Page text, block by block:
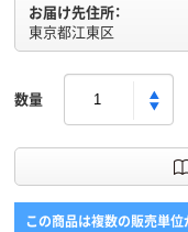
お届け先住所：
東京都江東区
数量
この商品は複数の販売単